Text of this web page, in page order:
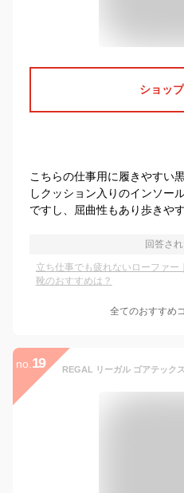
ショッ
こちらの仕事用に履きやすい
しクッション入りのインソー
ですし、屈曲性もあり歩きや
回答さ
立ち仕事でも疲れないローファー
靴のおすすめは？
全てのおすすめ
no. 19